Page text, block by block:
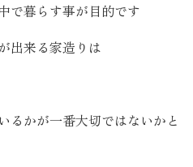
で暮らす事が目的です
出来る家造りは
るかが一番大切ではないかと